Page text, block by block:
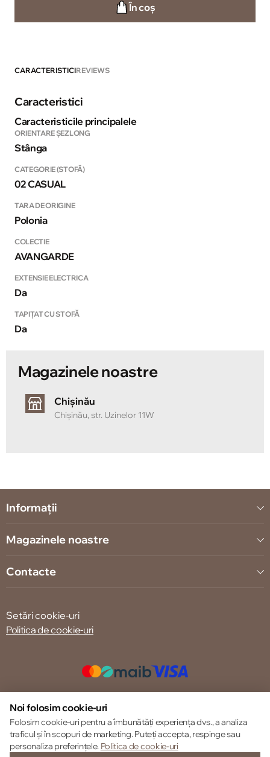
În coș
CARACTERISTICIREVIEWS
Caracteristici
Caracteristicile principalele
ORIENTARE ȘEZLONG
Stânga
CATEGORIE (STOFĂ)
02 CASUAL
TARA DE ORIGINE
Polonia
COLECTIE
AVANGARDE
EXTENSIE ELECTRICA
Da
TAPIȚAT CU STOFĂ
Da
Magazinele noastre
Chișinău
Chișinău, str. Uzinelor 11W
Informații
Magazinele noastre
Contacte
Setări cookie-uri
Politica de cookie-uri
© 2013 – 2026 ECOM
Noi folosim cookie-uri
Folosim cookie-uri pentru a îmbunătăți experiența dvs., a analiza
traficul și în scopuri de marketing. Puteți accepta, respinge sau
personaliza preferințele. Politica de cookie-uri